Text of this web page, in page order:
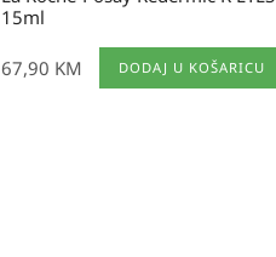
15ml
67,90 KM DODAJ U KOŠARICU